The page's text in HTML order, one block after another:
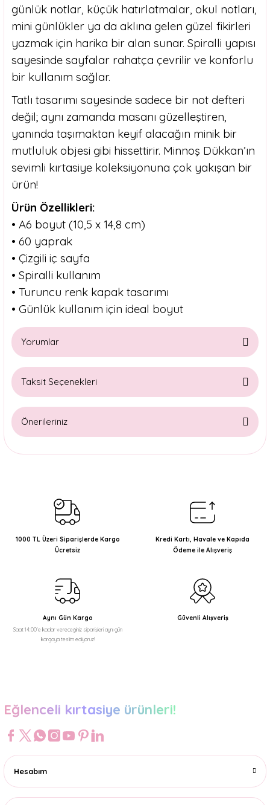
günlük notlar, küçük hatırlatmalar, okul notları,
mini günlükler ya da aklına gelen güzel fikirleri
yazmak için harika bir alan sunar. Spiralli yapısı
sayesinde sayfalar rahatça çevrilir ve konforlu
bir kullanım sağlar.
Tatlı tasarımı sayesinde sadece bir not defteri
değil; aynı zamanda masanı güzelleştiren,
yanında taşımaktan keyif alacağın minik bir
mutluluk objesi gibi hissettirir. Minnoş Dükkan’ın
sevimli kırtasiye koleksiyonuna çok yakışan bir
ürün!
Ürün Özellikleri:
• A6 boyut (10,5 x 14,8 cm)
• 60 yaprak
• Çizgili iç sayfa
• Spiralli kullanım
• Turuncu renk kapak tasarımı
• Günlük kullanım için ideal boyut
Yorumlar
Taksit Seçenekleri
Önerileriniz
Bu ürünün fiyat bilgisi, resim, ürün açıklamalarında ve diğer
Ürün resmi kalitesiz, bozuk veya görüntülenemiyor.
Ürün açıklamasında eksik bilgiler bulunuyor.
Ürün bilgilerinde hatalar bulunuyor.
Bu ürüne benzer farklı alternatifler olmalı.
1000 TL Üzeri Siparişlerde Kargo
Ücretsiz
Kredi Kartı, Havale ve Kapıda
Ödeme ile Alışveriş
Aynı Gün Kargo
Saat 14:00'e kadar vereceğiniz siparişleri aynı gün
kargoya teslim ediyoruz!
Güvenli Alışveriş
Eğlenceli kırtasiye ürünleri!
Hesabım